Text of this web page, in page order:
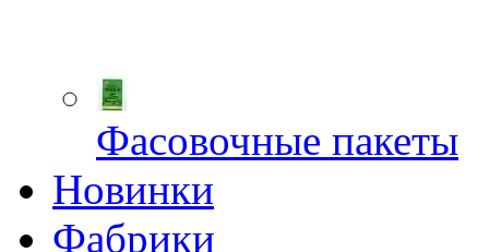
Фасовочные пакеты
Новинки
Фабрики